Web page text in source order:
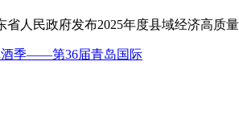
民政府发布2025年度县域经济高质量
酒季——第36届青岛国际